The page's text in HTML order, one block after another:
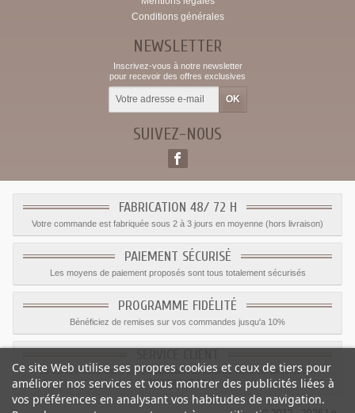
Conditions générales
NEWSLETTER
Inscrivez-vous à notre newsletter
pour recevoir des offres exclusives
SUIVEZ-NOUS
FABRICATION 48/ 72 H
Votre commande est fabriquée sous 2 à 3 jours en moyenne (hors livraison)
PAIEMENT SÉCURISÉ
Les moyens de paiement proposés sont tous totalement sécurisés
PROGRAMME FIDÉLITÉ
Bénéficiez de remises sur vos commandes jusqu'a 10%
Le service client est a votre disposition du lundi au vendredi de 8h à 17h
09.82.28.47.69.
Ce site Web utilise ses propres cookies et ceux de tiers pour
améliorer nos services et vous montrer des publicités liées à
vos préférences en analysant vos habitudes de navigation.